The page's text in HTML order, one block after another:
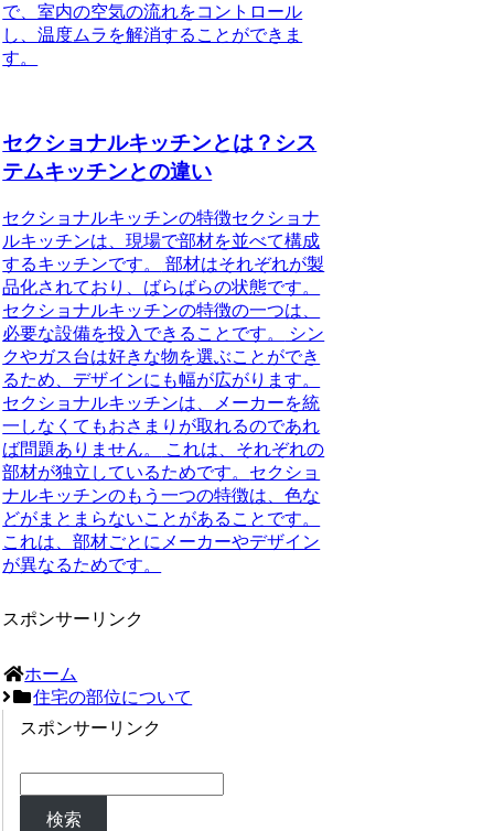
で、室内の空気の流れをコントロール
し、温度ムラを解消することができま
す。
セクショナルキッチンとは？シス
テムキッチンとの違い
セクショナルキッチンの特徴セクショナ
ルキッチンは、現場で部材を並べて構成
するキッチンです。
部材はそれぞれが製
品化されており、ばらばらの状態です。
セクショナルキッチンの特徴の一つは、
必要な設備を投入できることです。
シン
クやガス台は好きな物を選ぶことができ
るため、デザインにも幅が広がります。
セクショナルキッチンは、メーカーを統
一しなくてもおさまりが取れるのであれ
ば問題ありません。
これは、それぞれの
部材が独立しているためです。 セクショ
ナルキッチンのもう一つの特徴は、色な
どがまとまらないことがあることです。
これは、部材ごとにメーカーやデザイン
が異なるためです。
スポンサーリンク
ホーム
住宅の部位について
スポンサーリンク
検索